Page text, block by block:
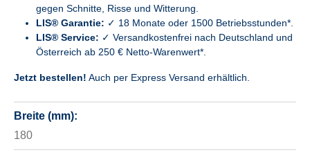
gegen Schnitte, Risse und Witterung.
LIS® Garantie: ✓ 18 Monate oder 1500 Betriebsstunden*.
LIS® Service: ✓ Versandkostenfrei nach Deutschland und
Österreich ab 250 € Netto-Warenwert*.
Jetzt bestellen! Auch per Express Versand erhältlich.
Breite (mm):
180